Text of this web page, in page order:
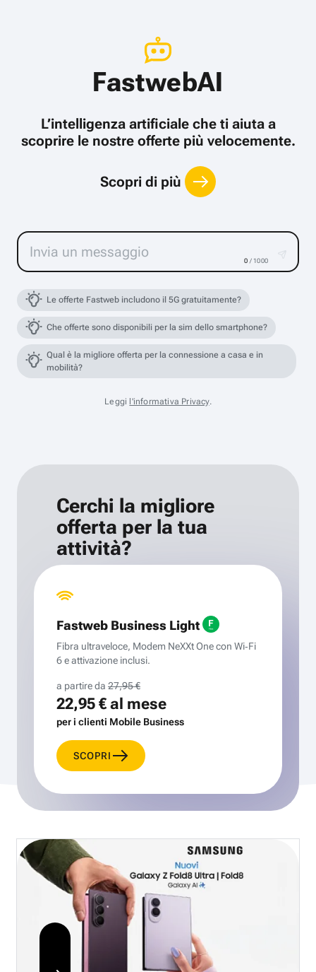
FastwebAI
L’intelligenza artificiale che ti aiuta a
scoprire le nostre offerte più velocemente.
Scopri di più
0 / 1000
Le offerte Fastweb includono il 5G gratuitamente?
Che offerte sono disponibili per la sim dello smartphone?
Qual è la migliore offerta per la connessione a casa e in
mobilità?
Leggi l'informativa Privacy.
Cerchi la migliore
offerta per la tua
attività?
Fastweb Business Light
Fibra ultraveloce, Modem NeXXt One con Wi‑Fi
6 e attivazione inclusi.
a partire da 27,95 €
22,95 €al mese
per i clienti Mobile Business
SCOPRI